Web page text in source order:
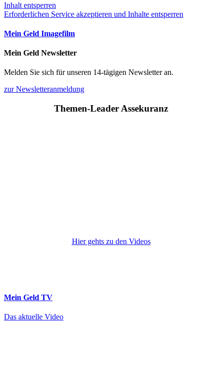
Inhalt entsperren
Erforderlichen Service akzeptieren und Inhalte entsperren
Mein Geld Imagefilm
Mein Geld Newsletter
Melden Sie sich für unseren 14-tägigen Newsletter an.
zur Newsletteranmeldung
Themen-Leader Assekuranz
Hier gehts zu den Videos
Mein Geld TV
Das aktuelle Video